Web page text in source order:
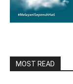
MOST READ